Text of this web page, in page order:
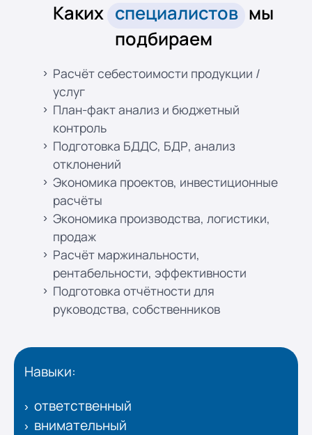
Каких специалистов мы
подбираем
Расчёт себестоимости продукции /
услуг
План-факт анализ и бюджетный
контроль
Подготовка БДДС, БДР, анализ
отклонений
Экономика проектов, инвестиционные
расчёты
Экономика производства, логистики,
продаж
Расчёт маржинальности,
рентабельности, эффективности
Подготовка отчётности для
руководства, собственников
Навыки:
ответственный
внимательный